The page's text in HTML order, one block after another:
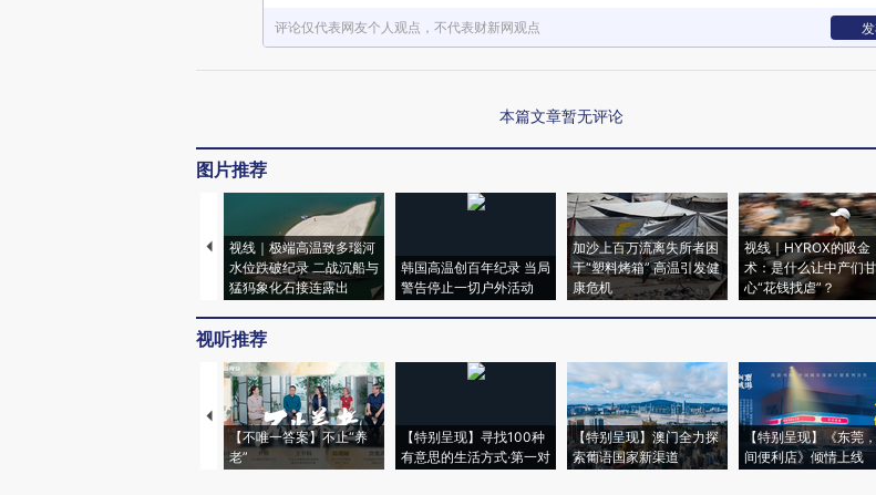
评论仅代表网友个人观点，不代表财新网观点
本篇文章暂无评论
图片推荐
视线｜极端高温致多瑙河
水位跌破纪录 二战沉船与
猛犸象化石接连露出
韩国高温创百年纪录 当局
警告停止一切户外活动
加沙上百万流离失所者困
于“塑料烤箱” 高温引发健
康危机
视线｜HYROX的吸金
术：是什么让中产们甘
心“花钱找虐”？
视听推荐
【不唯一答案】不止“养
老”
【特别呈现】寻找100种
有意思的生活方式·第一对
【特别呈现】澳门全力探
索葡语国家新渠道
【特别呈现】《东莞
间便利店》倾情上线